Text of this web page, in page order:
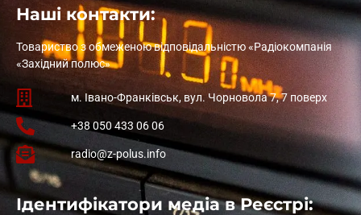
Наші контакти:
Товариство з обмеженою відповідальністю «Радіокомпанія
«Західний полюс»
м. Івано-Франківськ, вул. Чорновола 7, 7 поверх
+38 050 433 06 06
radio@z-polus.info
Ідентифікатори медіа в Реєстрі: